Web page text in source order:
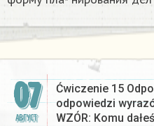
07
АВГУСТ
Ćwiczenie 15
odpowiedzi
WZÓR: Komu